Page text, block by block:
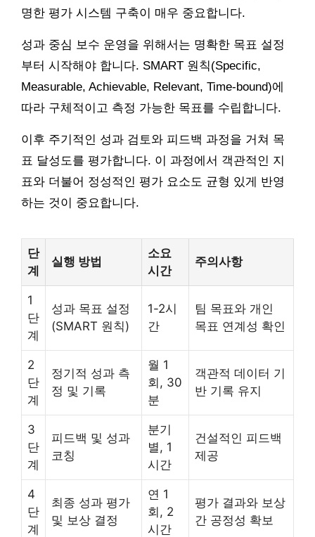
명한 평가 시스템 구축이 매우 중요합니다.
성과 중심 보수 운영을 위해서는 명확한 목표 설정
부터 시작해야 합니다. SMART 원칙(Specific,
Measurable, Achievable, Relevant, Time-bound)에
따라 구체적이고 측정 가능한 목표를 수립합니다.
이후 주기적인 성과 검토와 피드백 과정을 거쳐 목
표 달성도를 평가합니다. 이 과정에서 객관적인 지
표와 더불어 정성적인 평가 요소도 균형 있게 반영
하는 것이 중요합니다.
단
계
실행 방법
소요
시간
주의사항
1
단
계
성과 목표 설정
(SMART 원칙)
1-2시
간
팀 목표와 개인
목표 연계성 확인
2
단
계
정기적 성과 측
정 및 기록
월 1
회, 30
분
객관적 데이터 기
반 기록 유지
3
단
계
피드백 및 성과
코칭
분기
별, 1
시간
건설적인 피드백
제공
4
단
계
최종 성과 평가
및 보상 결정
연 1
회, 2
시간
평가 결과와 보상
간 공정성 확보